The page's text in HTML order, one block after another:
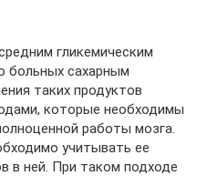
гликемическим
больных сахарным
таких продуктов
которые необходимы
работы мозга.
учитывать ее
в ней. При таком подходе